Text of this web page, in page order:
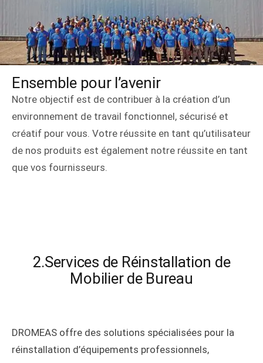
Ensemble pour l’avenir
Notre objectif est de contribuer à la création d’un
environnement de travail fonctionnel, sécurisé et
créatif pour vous. Votre réussite en tant qu’utilisateur
de nos produits est également notre réussite en tant
que vos fournisseurs.
2.Services de Réinstallation de
Mobilier de Bureau
DROMEAS offre des solutions spécialisées pour la
réinstallation d’équipements professionnels,